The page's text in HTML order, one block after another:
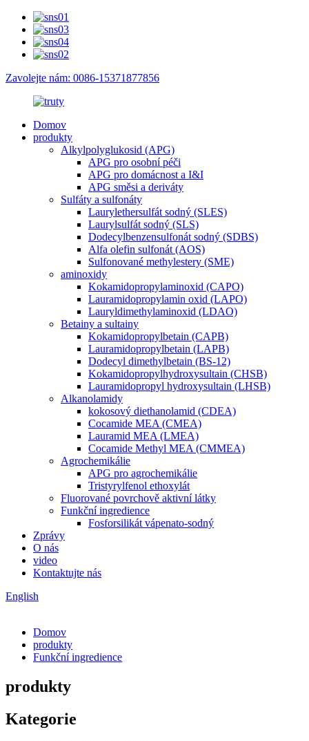
Zavolejte nám: 0086-15371877856
Domov
produkty
Alkylpolyglukosid (APG)
APG pro osobní péči
APG pro domácnost a I&I
APG směsi a deriváty
Sulfáty a sulfonáty
Laurylethersulfát sodný (SLES)
Laurylsulfát sodný (SLS)
Dodecylbenzensulfonát sodný (SDBS)
Alfa olefin sulfonát (AOS)
Sulfonované methylestery (SME)
aminoxidy
Kokamidopropylaminoxid (CAPO)
Lauramidopropylamin oxid (LAPO)
Lauryldimethylaminoxid (LDAO)
Betainy a sultainy
Kokamidopropylbetain (CAPB)
Lauramidopropylbetain (LAPB)
Dodecyl dimethylbetain (BS-12)
Kokamidopropylhydroxysultain (CHSB)
Lauramidopropyl hydroxysultain (LHSB)
Alkanolamidy
kokosový diethanolamid (CDEA)
Cocamide MEA (CMEA)
Lauramid MEA (LMEA)
Cocamide Methyl MEA (CMMEA)
Agrochemikálie
APG pro agrochemikálie
Tristyrylfenol ethoxylát
Fluorované povrchově aktivní látky
Funkční ingredience
Fosforsilikát vápenato-sodný
Zprávy
O nás
video
Kontaktujte nás
English
Domov
produkty
Funkční ingredience
produkty
Kategorie